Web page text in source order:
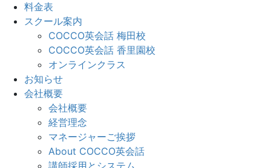
料金表
スクール案内
COCCO英会話 梅田校
COCCO英会話 香里園校
オンラインクラス
お知らせ
会社概要
会社概要
経営理念
マネージャーご挨拶
About COCCO英会話